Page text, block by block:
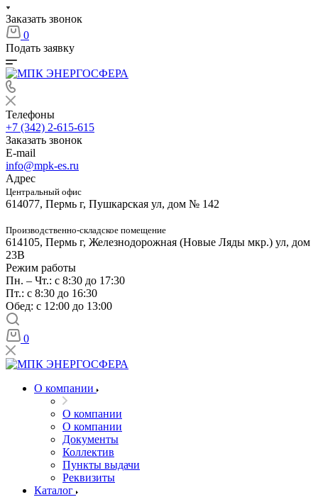
Заказать звонок
0
Подать заявку
Телефоны
+7 (342) 2-615-615
Заказать звонок
E-mail
info@mpk-es.ru
Адрес
Центральный офис
614077, Пермь г, Пушкарская ул, дом № 142
Производственно-складское помещение
614105, Пермь г, Железнодорожная (Новые Ляды мкр.) ул, дом
23В
Режим работы
Пн. – Чт.: с 8:30 до 17:30
Пт.: с 8:30 до 16:30
Обед: с 12:00 до 13:00
0
О компании
О компании
О компании
Документы
Коллектив
Пункты выдачи
Реквизиты
Каталог